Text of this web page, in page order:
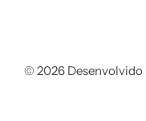
© 2026 Desenvolvido